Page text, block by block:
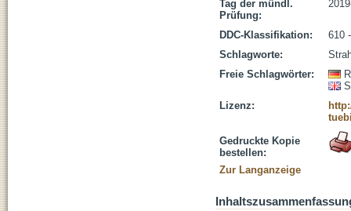
Tag der mündl.
Prüfung:
DDC-Klassifikation:
610
Schlagworte:
Freie Schlagwörter:
Lizenz:
Gedruckte Kopie
bestellen:
Zur Langanzeige